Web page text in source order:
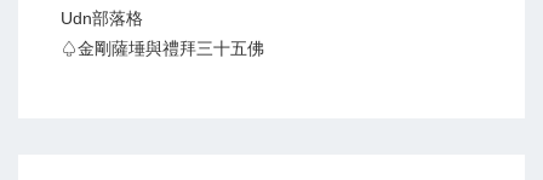
Udn部落格
♤金剛薩埵與禮拜三十五佛